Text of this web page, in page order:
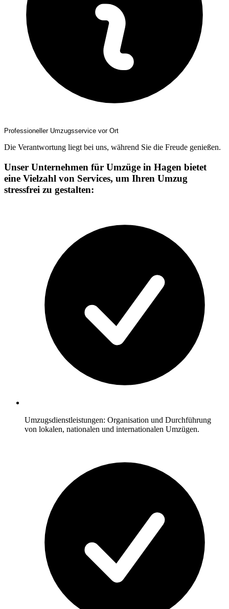
Professioneller Umzugsservice vor Ort
Die Verantwortung liegt bei uns, während Sie die Freude genießen.
Unser Unternehmen für Umzüge in Hagen bietet
eine Vielzahl von Services, um Ihren Umzug
stressfrei zu gestalten:
Umzugsdienstleistungen: Organisation und Durchführung
von lokalen, nationalen und internationalen Umzügen.